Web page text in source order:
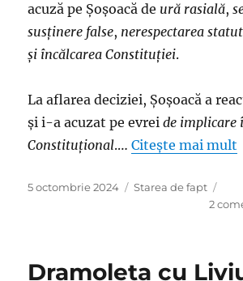
acuză pe Șoșoacă de ură rasială,
susținere false, nerespectarea
și încălcarea Constituției.
La aflarea deciziei, Şoşoacă a
şi i-a acuzat pe evreide implicare
Constituțional.…Citește mai mult
Publicat
5 octombrie 2024 Categorii
Starea de fapt
2
Dramoleta cu